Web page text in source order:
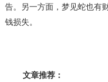
告。另一方面，梦见蛇也有
钱损失。
文章推荐：